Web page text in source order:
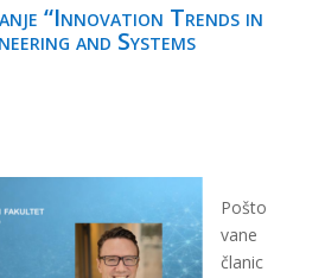
“Innovation Trends in
and Systems
Pošto
vane
članic